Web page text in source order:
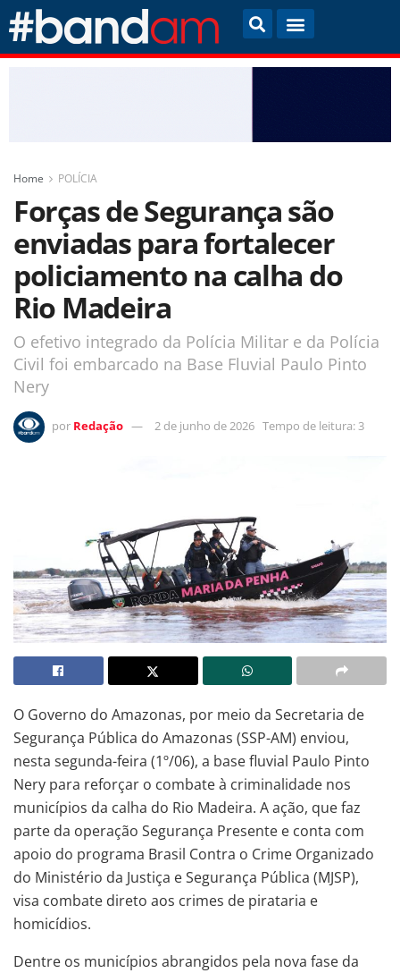
Home POLÍCIA
Forças de Segurança são
enviadas para fortalecer
policiamento na calha do
Rio Madeira
O efetivo integrado da Polícia Militar e da Polícia
Civil foi embarcado na Base Fluvial Paulo Pinto
Nery
por Redação 2 de junho de 2026 Tempo de leitura: 3
O Governo do Amazonas, por meio da Secretaria de
Segurança Pública do Amazonas (SSP-AM) enviou,
nesta segunda-feira (1º/06), a base fluvial Paulo Pinto
Nery para reforçar o combate à criminalidade nos
municípios da calha do Rio Madeira. A ação, que faz
parte da operação Segurança Presente e conta com
apoio do programa Brasil Contra o Crime Organizado
do Ministério da Justiça e Segurança Pública (MJSP),
visa combate direto aos crimes de pirataria e
homicídios.
Dentre os municípios abrangidos pela nova fase da